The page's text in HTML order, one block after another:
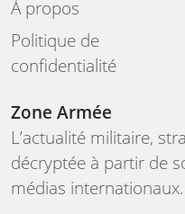
À propos
Politique de
confidentialité
Zone Armée
L’actualité militaire,
décryptée à partir de
médias internationaux.